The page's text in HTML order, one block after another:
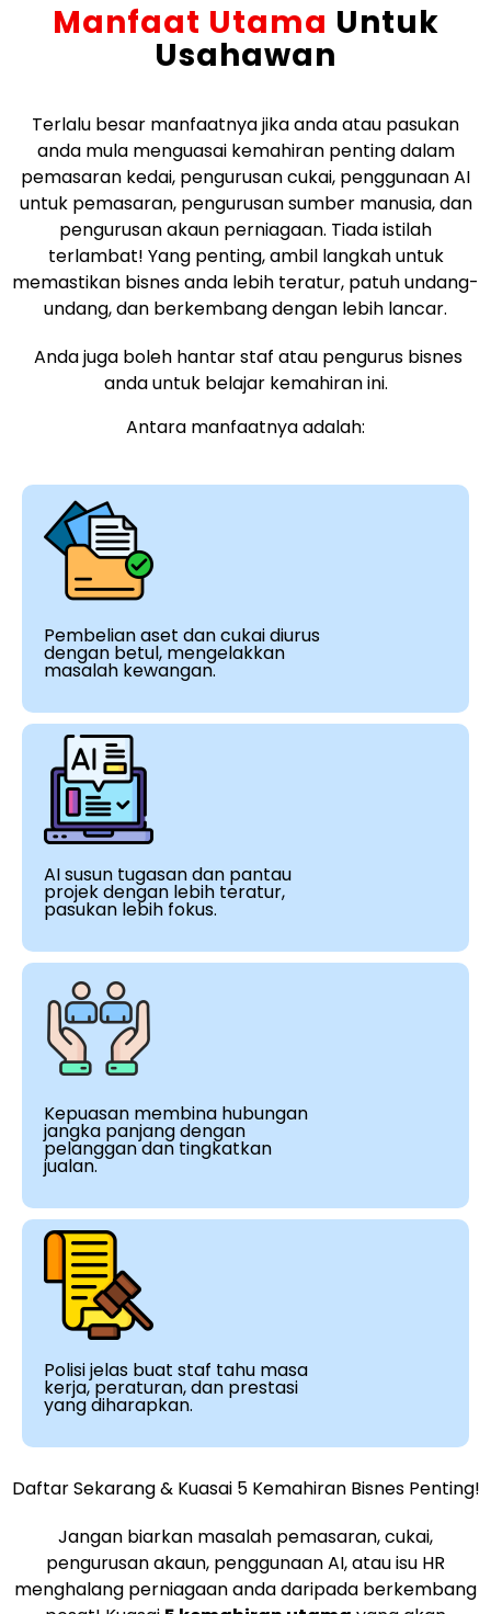
Manfaat Utama Untuk
Usahawan
Terlalu besar manfaatnya jika anda atau pasukan
anda mula menguasai kemahiran penting dalam
pemasaran kedai, pengurusan cukai, penggunaan AI
untuk pemasaran, pengurusan sumber manusia, dan
pengurusan akaun perniagaan. Tiada istilah
terlambat! Yang penting, ambil langkah untuk
memastikan bisnes anda lebih teratur, patuh undang-
undang, dan berkembang dengan lebih lancar.
Anda juga boleh hantar staf atau pengurus bisnes
anda untuk belajar kemahiran ini.
Antara manfaatnya adalah:
Pembelian aset dan cukai diurus
dengan betul, mengelakkan
masalah kewangan.
AI susun tugasan dan pantau
projek dengan lebih teratur,
pasukan lebih fokus.
Kepuasan membina hubungan
jangka panjang dengan
pelanggan dan tingkatkan
jualan.
Polisi jelas buat staf tahu masa
kerja, peraturan, dan prestasi
yang diharapkan.
Daftar Sekarang & Kuasai 5 Kemahiran Bisnes Penting!
Jangan biarkan masalah pemasaran, cukai,
pengurusan akaun, penggunaan AI, atau isu HR
menghalang perniagaan anda daripada berkembang